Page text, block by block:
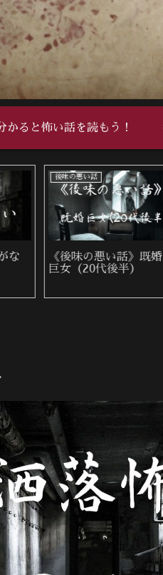
かると怖い話を読もう！
郵便入れ
《洒落怖》繰
族